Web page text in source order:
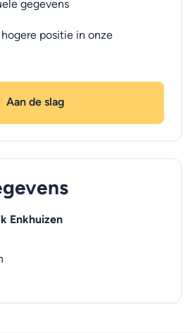
gegevens
positie in onze
Aan de slag
Enkhuizen